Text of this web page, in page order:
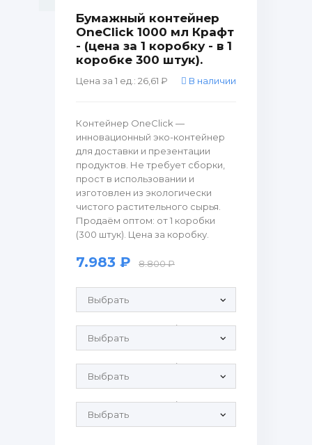
Бумажный контейнер
OneClick 1000 мл Крафт
- (цена за 1 коробку - в 1
коробке 300 штук).
Цена за 1 ед.: 26,61 ₽ В наличии
Контейнер OneClick —
инновационный эко-контейнер
для доставки и презентации
продуктов. Не требует сборки,
прост в использовании и
изготовлен из экологически
чистого растительного сырья.
Продаём оптом: от 1 коробки
(300 штук). Цена за коробку.
7.983 ₽ 8.800 ₽
Продающие рулонные этикетки:
Крышка OC 1000-1000sm/0 ПЭТ:
Крышка OC 1000-1000sm/20 ПЭТ:
Крышка OC 1000-1000sm/0 Крафт PP: